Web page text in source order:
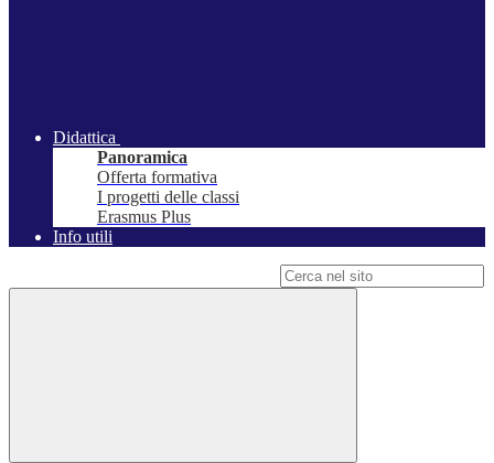
Didattica
Panoramica
Offerta formativa
I progetti delle classi
Erasmus Plus
Info utili